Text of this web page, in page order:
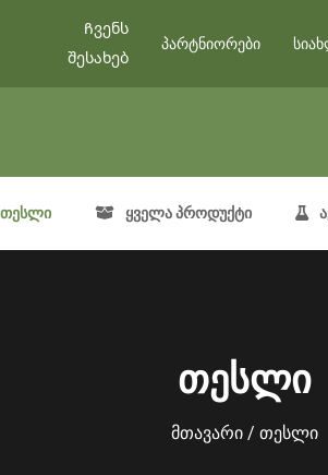
Ჩვენს
შესახებ
პარტნიორები
თესლი ყველა პროდუქტი
თესლი
მთავარი/ თესლი